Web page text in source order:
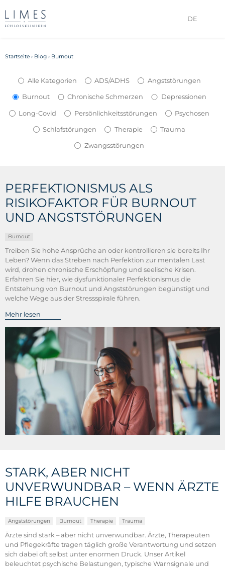
DE
Startseite› Blog› Burnout
Alle Kategorien ADS/ADHS Angststörungen
Burnout Chronische Schmerzen Depressionen
Long-Covid Persönlichkeitsstörungen Psychosen
Schlafstörungen Therapie Trauma
Zwangsstörungen
PERFEKTIONISMUS ALS
RISIKOFAKTOR FÜR BURNOUT
UND ANGSTSTÖRUNGEN
Burnout
Treiben Sie hohe Ansprüche an oder kontrollieren sie bereits Ihr
Leben? Wenn das Streben nach Perfektion zur mentalen Last
wird, drohen chronische Erschöpfung und seelische Krisen.
Erfahren Sie hier, wie dysfunktionaler Perfektionismus die
Entstehung von Burnout und Angststörungen begünstigt und
welche Wege aus der Stressspirale führen.
Mehr lesen
STARK, ABER NICHT
UNVERWUNDBAR – WENN ÄRZTE
HILFE BRAUCHEN
Angststörungen Burnout Therapie Trauma
Ärzte sind stark – aber nicht unverwundbar. Ärzte, Therapeuten
und Pflegekräfte tragen täglich große Verantwortung und setzen
sich dabei oft selbst unter enormen Druck. Unser Artikel
beleuchtet psychische Belastungen, typische Warnsignale und